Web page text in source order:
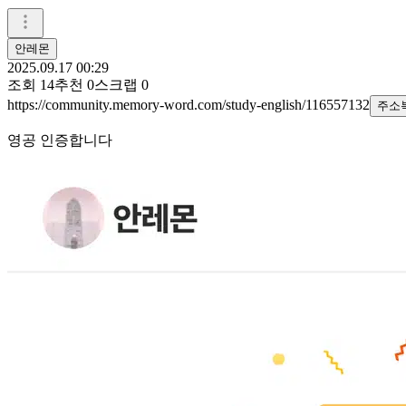
안레몬
2025.09.17 00:29
조회 14추천 0스크랩 0
https://community.memory-word.com/study-english/116557132
주소
영공 인증합니다